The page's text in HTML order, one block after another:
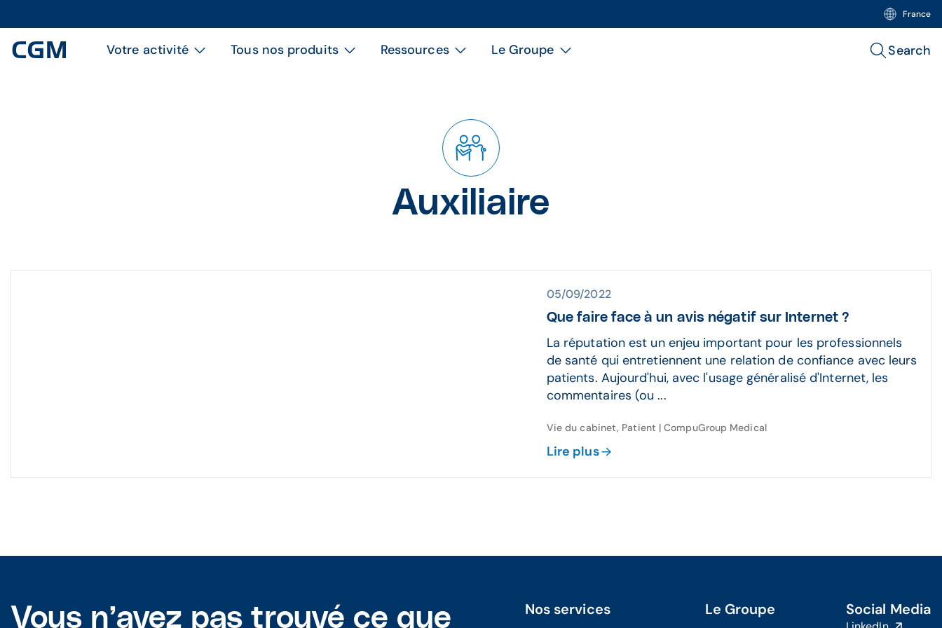
France
Votre activité Tous nos produits Ressources Le Groupe Search
Auxiliaire
05/09/2022
Que faire face à un avis négatif sur Internet ?
La réputation est un enjeu important pour les professionnels
de santé qui entretiennent une relation de confiance avec leurs
patients. Aujourd'hui, avec l'usage généralisé d'Internet, les
commentaires (ou ...
Vie du cabinet, Patient | CompuGroup Medical
Lire plus
Vous n’avez pas trouvé ce que Nos services Le Groupe Social Media